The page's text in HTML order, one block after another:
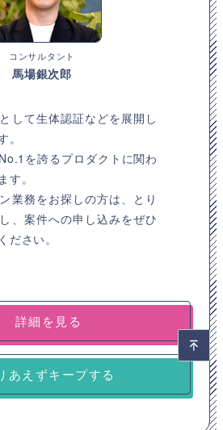
コンサルタント
馬場銀次郎
して生体認証などを展開し
。
を誇るプロダクトに関わ
す。
業務をお探しの方は、とり
、案件への申し込みをぜひ
ださい。
詳細を見る
あえずキープする